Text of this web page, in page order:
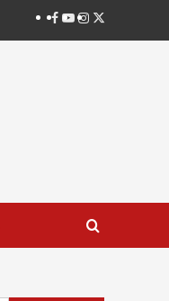
Facebook
Youtube
Instagram
Twitter